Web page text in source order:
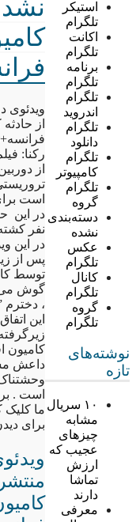
استیکر
تلگرام
اکانت
تلگرام
برنامه
تلگرام
تلگرام
اندروید
تلگرام
دانلود
تلگرام
کامپیوتر
تلگرام
گروه
دسته‌بندی
نشده
عکس
تلگرام
کانال
تلگرام
گروه
تلگرام
نوشته‌های
تازه
۱۰ سریال
مشابه
چیزهای
عجیب که
ارزش
تماشا
دارند
معرفی
ویدئوی
از
رکنا:
از
است
در این
پس از
توسط
گوش می
، دخترم
این
کامیون
داعش
است .
ما کلیک
برای